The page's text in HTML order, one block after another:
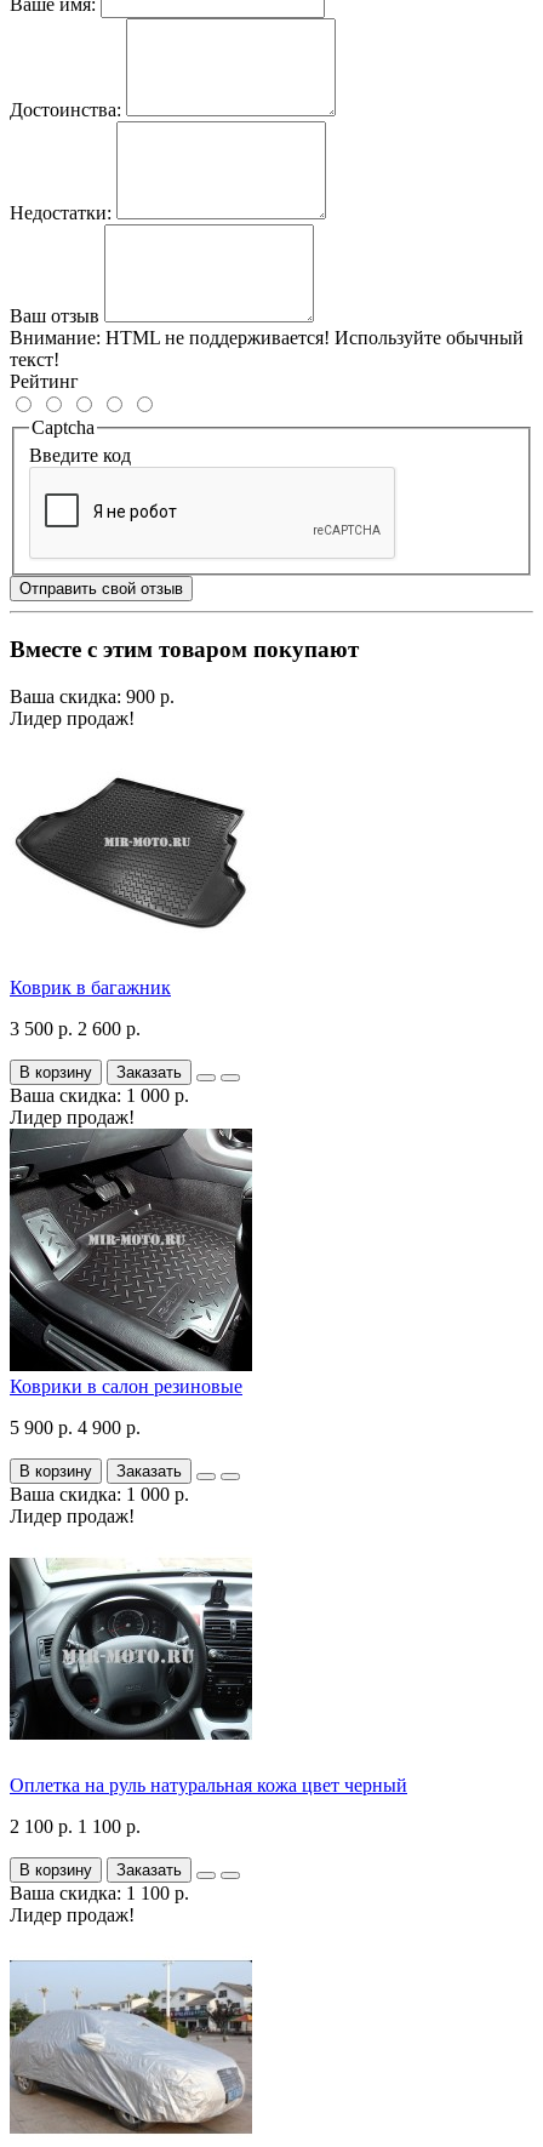
Достоинства:
Недостатки:
Ваш отзыв
Внимание: HTML не поддерживается! Используйте обычный
текст!
Рейтинг
Captcha
Введите код
Отправить свой отзыв
Вместе с этим товаром покупают
Ваша скидка: 900 р.
Лидер продаж!
Коврик в багажник
3 500 р. 2 600 р.
В корзину Заказать
Ваша скидка: 1 000 р.
Лидер продаж!
Коврики в салон резиновые
5 900 р. 4 900 р.
В корзину Заказать
Ваша скидка: 1 000 р.
Лидер продаж!
Оплетка на руль натуральная кожа цвет черный
2 100 р. 1 100 р.
В корзину Заказать
Ваша скидка: 1 100 р.
Лидер продаж!